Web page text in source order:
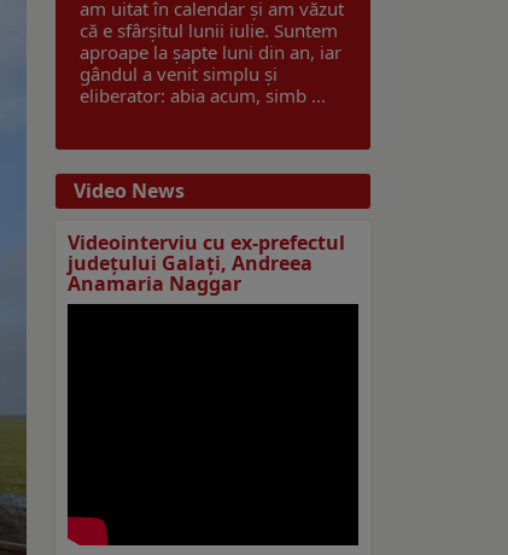
am uitat în calendar și am văzut
că e sfârșitul lunii iulie. Suntem
aproape la șapte luni din an, iar
gândul a venit simplu și
eliberator: abia acum, simb ...
Video News
Videointerviu cu ex-prefectul
judeţului Galaţi, Andreea
Anamaria Naggar